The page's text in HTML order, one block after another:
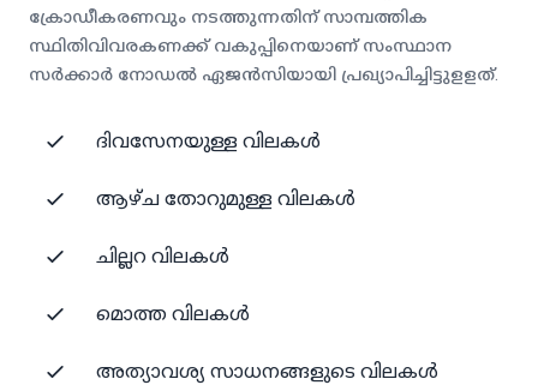
ക്രോഡീകരണവും നടത്തുന്നതിന് സാമ്പത്തിക
സ്ഥിതിവിവരകണക്ക് വകുപ്പിനെയാണ് സംസ്ഥാന
സർക്കാർ നോഡൽ ഏജൻസിയായി പ്രഖ്യാപിച്ചിട്ടുളളത്.
ദിവസേനയുള്ള വിലകൾ
ആഴ്ച തോറുമുള്ള വിലകൾ
ചില്ലറ വിലകൾ
മൊത്ത വിലകൾ
അത്യാവശ്യ സാധനങ്ങളുടെ വിലകൾ